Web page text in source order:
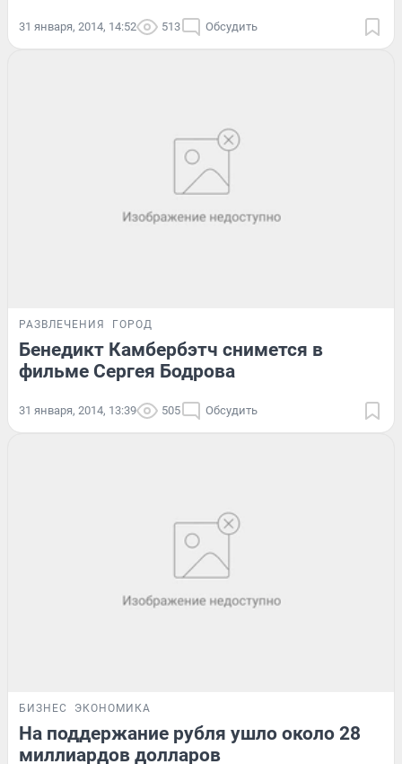
31 января, 2014, 14:52 513 Обсудить
РАЗВЛЕЧЕНИЯ ГОРОД
Бенедикт Камбербэтч снимется в
фильме Сергея Бодрова
31 января, 2014, 13:39 505 Обсудить
БИЗНЕС ЭКОНОМИКА
На поддержание рубля ушло около 28
миллиардов долларов